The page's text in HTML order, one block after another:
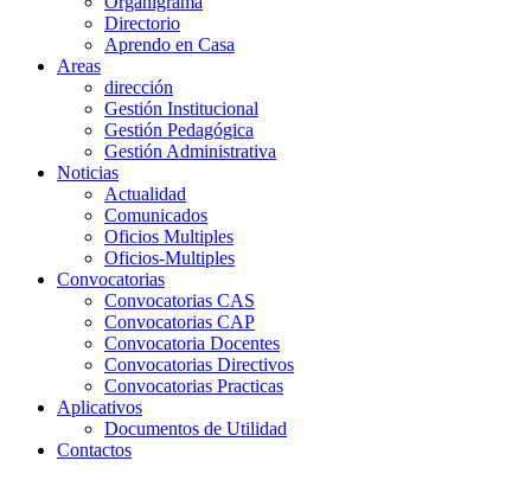
Directorio
Aprendo en Casa
Areas
dirección
Gestión Institucional
Gestión Pedagógica
Gestión Administrativa
Noticias
Actualidad
Comunicados
Oficios Multiples
Oficios-Multiples
Convocatorias
Convocatorias CAS
Convocatorias CAP
Convocatoria Docentes
Convocatorias Directivos
Convocatorias Practicas
Aplicativos
Documentos de Utilidad
Contactos